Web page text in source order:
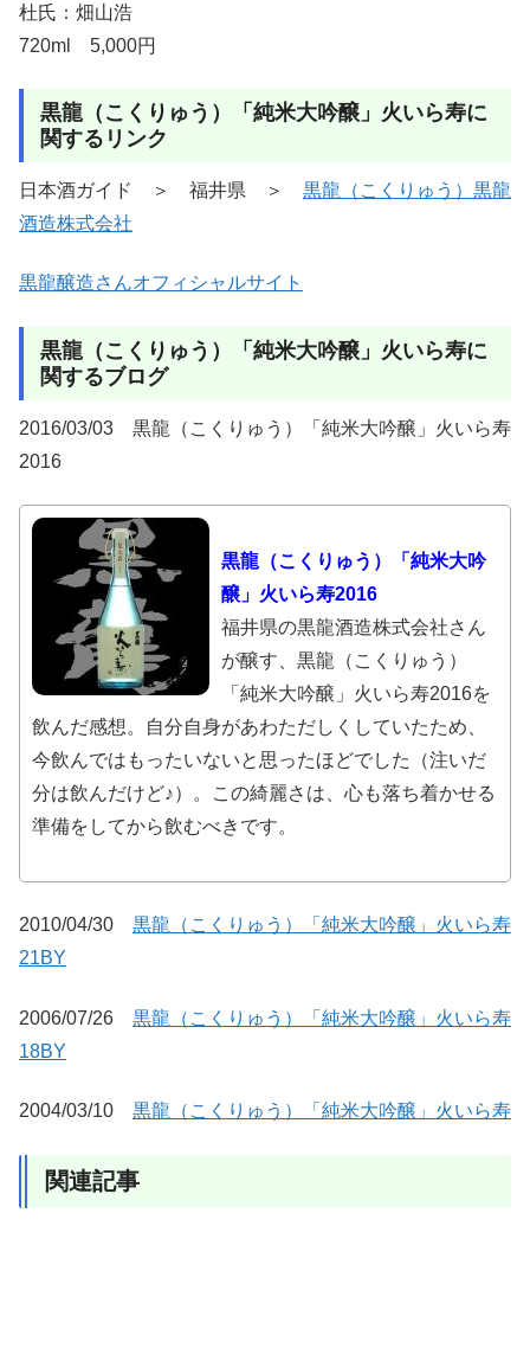
杜氏：畑山浩
720ml 5,000円
黒龍（こくりゅう）「純米大吟醸」火いら寿に
関するリンク
日本酒ガイド ＞ 福井県 ＞ 黒龍（こくりゅう）黒龍
酒造株式会社
黒龍醸造さんオフィシャルサイト
黒龍（こくりゅう）「純米大吟醸」火いら寿に
関するブログ
2016/03/03 黒龍（こくりゅう）「純米大吟醸」火いら寿
2016
黒龍（こくりゅう）「純米大吟
醸」火いら寿2016
福井県の黒龍酒造株式会社さん
が醸す、黒龍（こくりゅう）
「純米大吟醸」火いら寿2016を
飲んだ感想。自分自身があわただしくしていたため、
今飲んではもったいないと思ったほどでした（注いだ
分は飲んだけど♪）。この綺麗さは、心も落ち着かせる
準備をしてから飲むべきです。
2010/04/30 黒龍（こくりゅう）「純米大吟醸」火いら寿
21BY
2006/07/26 黒龍（こくりゅう）「純米大吟醸」火いら寿
18BY
2004/03/10 黒龍（こくりゅう）「純米大吟醸」火いら寿
関連記事